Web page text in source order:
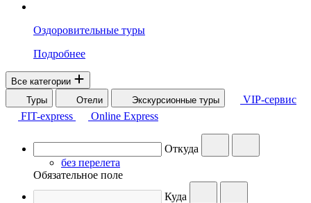
Оздоровительные туры
Подробнее
Все категории
Туры
Отели Экскурсионные туры
VIP-сервис
FIT-express
Online Express
Откуда
без перелета
Обязательное поле
Куда